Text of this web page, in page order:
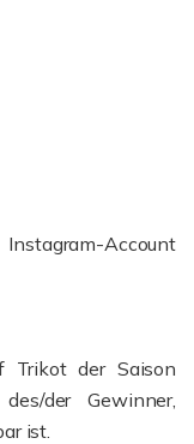
Account
Trikot der Saison
der Gewinner,
ist.